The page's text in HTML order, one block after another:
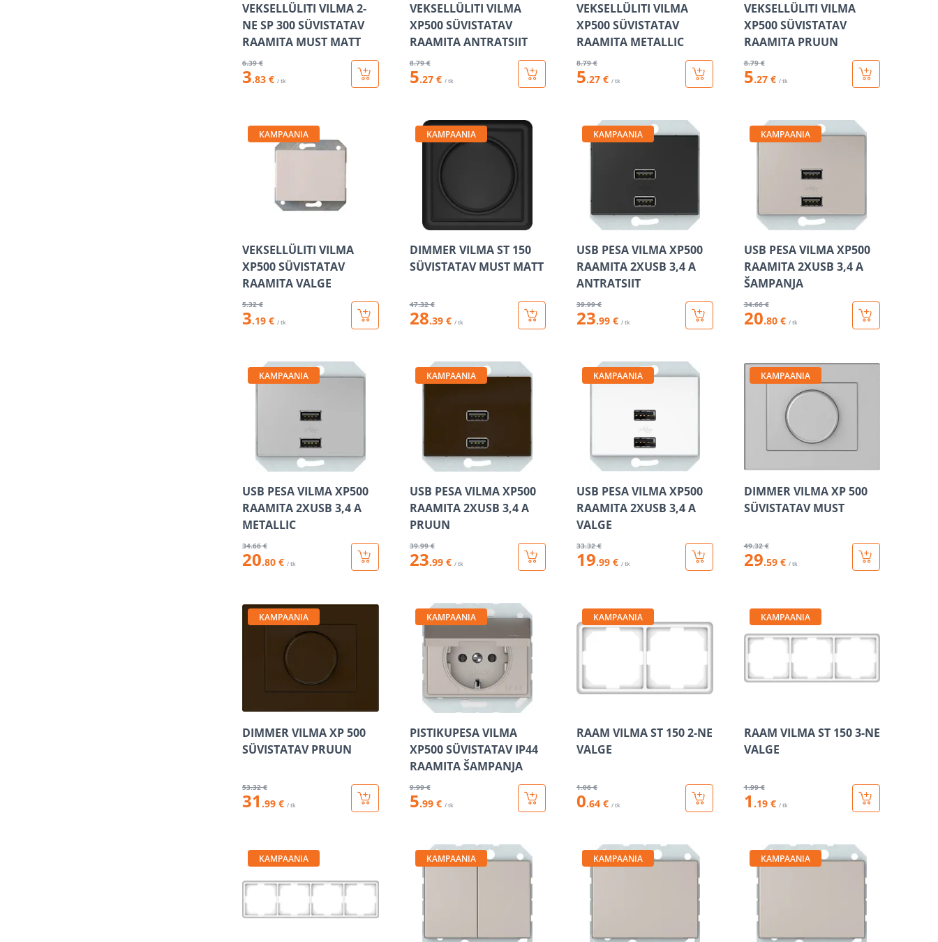
VEKSELLÜLITI VILMA 2-
NE SP 300 SÜVISTATAV
RAAMITA MUST MATT
6.39 €
3.83 € / tk
VEKSELLÜLITI VILMA
XP500 SÜVISTATAV
RAAMITA ANTRATSIIT
8.79 €
5.27 € / tk
VEKSELLÜLITI VILMA
XP500 SÜVISTATAV
RAAMITA METALLIC
8.79 €
5.27 € / tk
VEKSELLÜLITI VILMA
XP500 SÜVISTATAV
RAAMITA PRUUN
8.79 €
5.27 € / tk
KAMPAANIA
VEKSELLÜLITI VILMA
XP500 SÜVISTATAV
RAAMITA VALGE
5.32 €
3.19 € / tk
KAMPAANIA
DIMMER VILMA ST 150
SÜVISTATAV MUST MATT
47.32 €
28.39 € / tk
KAMPAANIA
USB PESA VILMA XP500
RAAMITA 2XUSB 3,4 А
ANTRATSIIT
39.99 €
23.99 € / tk
KAMPAANIA
USB PESA VILMA XP500
RAAMITA 2XUSB 3,4 А
ŠAMPANJA
34.66 €
20.80 € / tk
KAMPAANIA
USB PESA VILMA XP500
RAAMITA 2XUSB 3,4 А
METALLIC
34.66 €
20.80 € / tk
KAMPAANIA
USB PESA VILMA XP500
RAAMITA 2XUSB 3,4 А
PRUUN
39.99 €
23.99 € / tk
KAMPAANIA
USB PESA VILMA XP500
RAAMITA 2XUSB 3,4 А
VALGE
33.32 €
19.99 € / tk
KAMPAANIA
DIMMER VILMA XP 500
SÜVISTATAV MUST
49.32 €
29.59 € / tk
KAMPAANIA
DIMMER VILMA XP 500
SÜVISTATAV PRUUN
53.32 €
31 .99 € / tk
KAMPAANIA
PISTIKUPESA VILMA
XP500 SÜVISTATAV IP44
RAAMITA ŠAMPANJA
9.99 €
5.99 € / tk
KAMPAANIA
RAAM VILMA ST 150 2-NE
VALGE
1.06 €
0.64 € / tk
KAMPAANIA
RAAM VILMA ST 150 3-NE
VALGE
1.99 €
1 .19 € / tk
KAMPAANIA KAMPAANIA KAMPAANIA KAMPAANIA